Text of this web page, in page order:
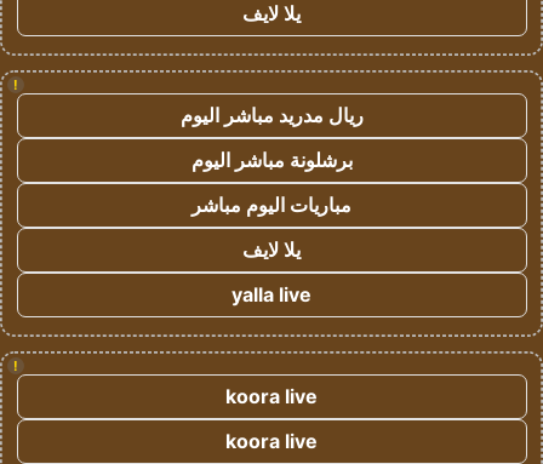
يلا لايف
!
ريال مدريد مباشر اليوم
برشلونة مباشر اليوم
مباريات اليوم مباشر
يلا لايف
yalla live
!
koora live
koora live